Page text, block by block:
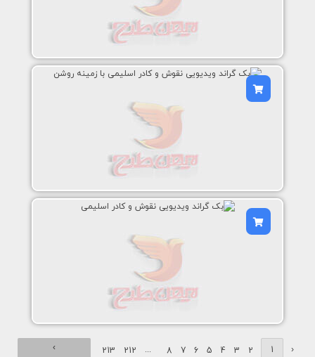
‹
1
2
3
4
5
6
7
8
...
212
213
›